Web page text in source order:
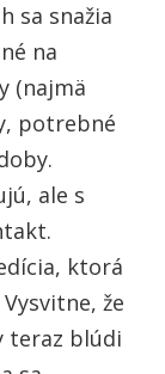
sa snažia
na
(najmä
potrebné
ale s
ktorá
že
teraz blúdi